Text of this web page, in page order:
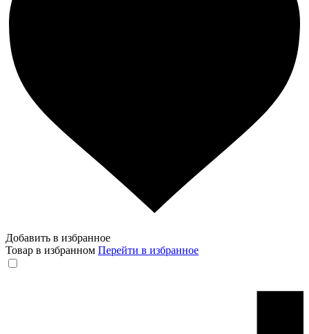
Добавить в избранное
Товар в избранном Перейти в избранное